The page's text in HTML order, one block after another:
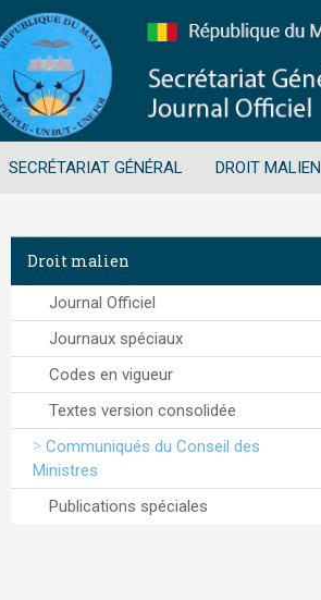
SECRÉTARIAT GÉNÉRAL DROIT MALIEN
Droit malien
Journal Officiel
Journaux spéciaux
Codes en vigueur
Textes version consolidée
Communiqués du Conseil des
Ministres
Publications spéciales